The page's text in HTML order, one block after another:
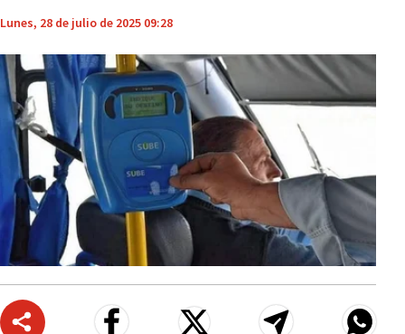
Lunes, 28 de julio de 2025 09:28